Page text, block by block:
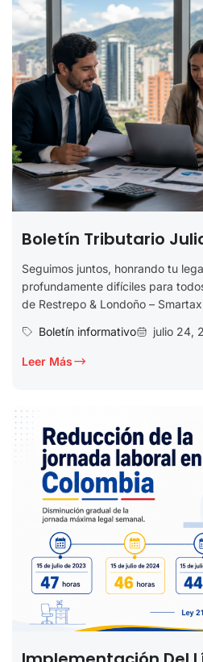
Boletín Tributario
Seguimos juntos, honrando tu
profundamente difíciles para
de Restrepo & Londoño –
Boletín informativo
julio 24,
Leer Más